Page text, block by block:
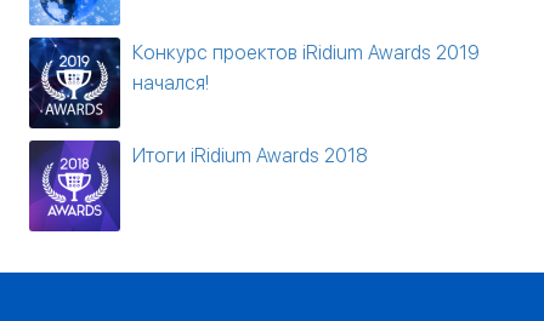
Конкурс проектов iRidium Awards 2019
начался!
Итоги iRidium Awards 2018